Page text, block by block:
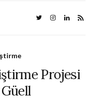
Projesi